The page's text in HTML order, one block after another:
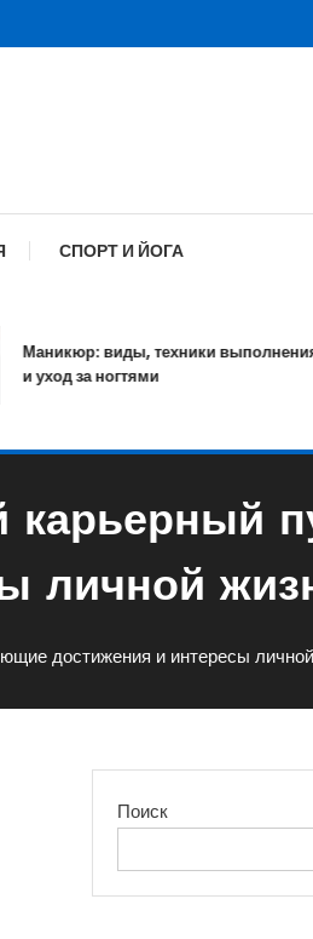
СПОРТ И ЙОГА
виды, техники выполнения
за ногтями
личной
достижения и интересы
Поиск